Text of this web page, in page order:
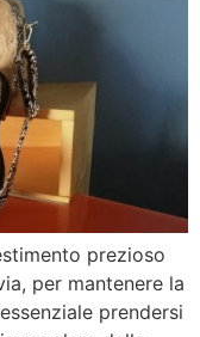
prezioso
per mantenere la
prendersi